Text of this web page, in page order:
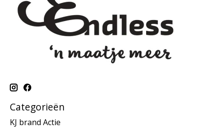
Categorieën
KJ brand Actie